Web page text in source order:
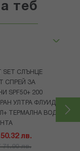
теб
SET СЛЪНЦЕ
СПРЕЙ ЗА
SPF50+ 200
УЛТРА ФЛУИД ЗА
ТЕРМАЛНА ВОДА
лв.
71.90 лв.